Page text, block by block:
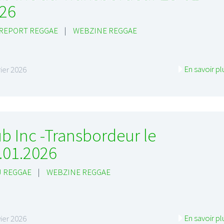
REGGAE | WEBZINE REGGAE
2026 En savoir
Inc -Transbordeur le
REGGAE | WEBZINE REGGAE
2026 En savoir